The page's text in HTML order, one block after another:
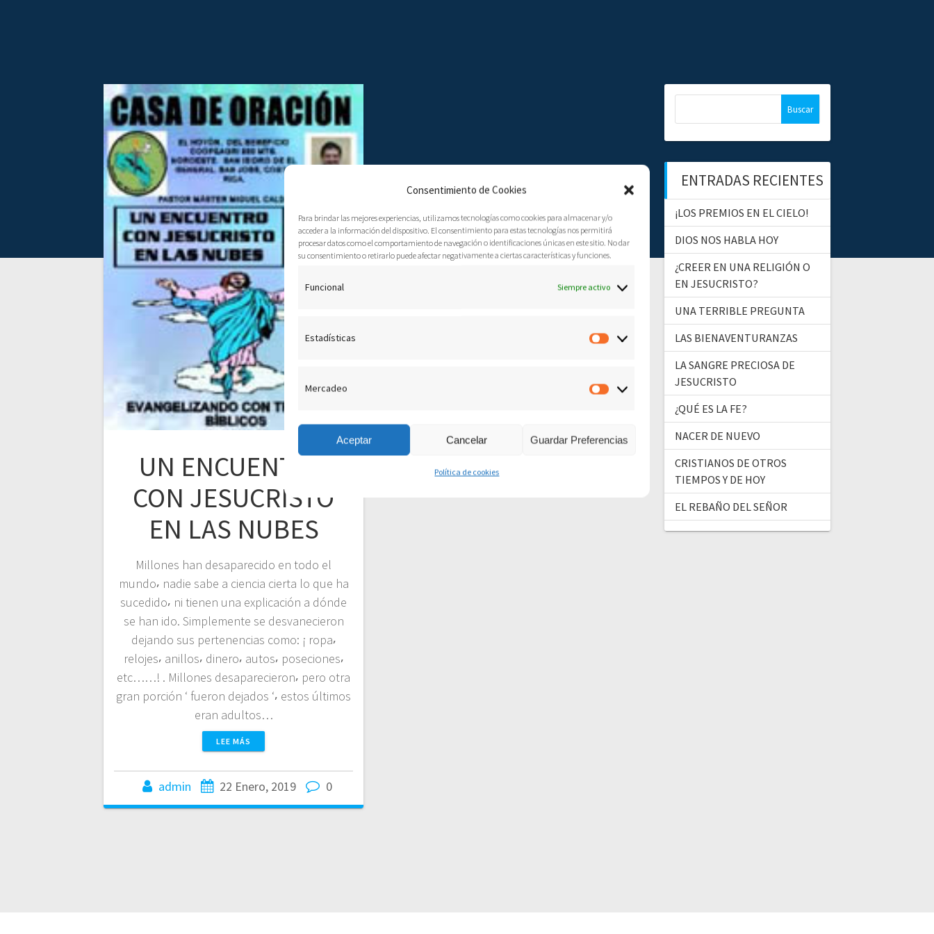
Consentimiento de Cookies
Para brindar las mejores experiencias, utilizamos tecnologías como cookies para almacenar y/o
acceder a la información del dispositivo. El consentimiento para estas tecnologías nos permitirá
procesar datos como el comportamiento de navegación o identificaciones únicas en este sitio. No dar
su consentimiento o retirarlo puede afectar negativamente a ciertas características y funciones.
Funcional Siempre activo
Estadísticas
Estadísticas
Mercadeo
Mercadeo
Aceptar Cancelar Guardar Preferencias
Política de cookies
UN ENCUENTRO
CON JESUCRISTO
EN LAS NUBES
Millones han desaparecido en todo el
mundo⸴ nadie sabe a ciencia cierta lo que ha
sucedido⸴ ni tienen una explicación a dónde
se han ido. Simplemente se desvanecieron
dejando sus pertenencias como: ¡ ropa⸴
relojes⸴ anillos⸴ dinero⸴ autos⸴ poseciones⸴
etc……! . Millones desaparecieron⸴ pero otra
gran porción ‘ fueron dejados ‘⸴ estos últimos
eran adultos…
LEE MÁS
admin 22 Enero, 2019 0
a
:
ENTRADAS RECIENTES
¡LOS PREMIOS EN EL CIELO!
DIOS NOS HABLA HOY
¿CREER EN UNA RELIGIÓN O
EN JESUCRISTO?
UNA TERRIBLE PREGUNTA
LAS BIENAVENTURANZAS
LA SANGRE PRECIOSA DE
JESUCRISTO
¿QUÉ ES LA FE?
NACER DE NUEVO
CRISTIANOS DE OTROS
TIEMPOS Y DE HOY
EL REBAÑO DEL SEÑOR